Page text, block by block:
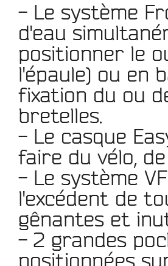
- Le système
d'eau
positionner le
l'épaule) ou en
fixation du ou
bretelles.
- Le casque
faire du vélo,
- Le système
l'excédent de
gênantes et
- 2 grandes
positionnées